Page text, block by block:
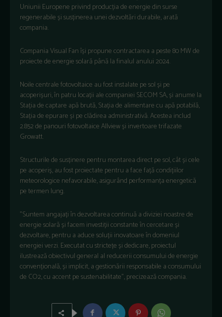
Uniunii Europene privind producția de energie din surse
regenerabile și susținerea unei dezvoltări durabile, arată
compania.
Compania Visual Fan își propune contractarea a peste 80 MW de
proiecte de energie solară până la finalul anului 2024.
Noile centrale fotovoltaice au fost instalate pe sol și pe
acoperișuri, în patru locații ale companiei SECOM SA, și anume la
Stația de captare apă brută, Stația de alimentare cu apă potabilă,
Stația de epurare și pe clădirea administrativă. Acestea includ
2.852 de panouri fotovoltaice Allview și invertoare trifazate
Growatt.
Structurile de susținere pentru montarea direct pe sol, cât și cele
pe acoperiș, au fost proiectate pentru a face față condițiilor
meteorologice nefavorabile, asigurând performanța energetică
pe termen lung.
”Suntem angajați în dezvoltarea continuă a diviziei noastre de
energie solară și facem investiții constante în cercetare și
dezvoltare, pentru a aduce soluții inovatoare în domeniul
energiei verzi. Executat cu strictețe și dedicare, proiectul
ilustrează obiectivul general al reducerii consumului de energie
convențională, și implicit, a gestionării responsabile a consumului
de CO2, cu accent pe sustenabilitate”, precizează compania.